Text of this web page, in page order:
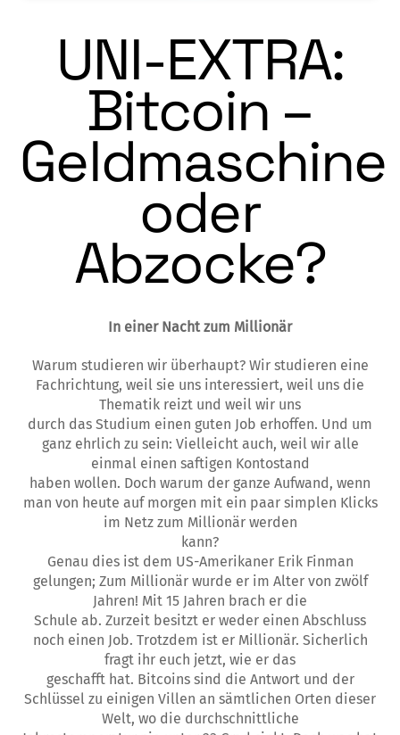
UNI-EXTRA:
Bitcoin –
Geldmaschine
oder
Abzocke?
In einer Nacht zum Millionär
Warum studieren wir überhaupt? Wir studieren eine
Fachrichtung, weil sie uns interessiert, weil uns die
Thematik reizt und weil wir uns
durch das Studium einen guten Job erhoffen. Und um
ganz ehrlich zu sein: Vielleicht auch, weil wir alle
einmal einen saftigen Kontostand
haben wollen. Doch warum der ganze Aufwand, wenn
man von heute auf morgen mit ein paar simplen Klicks
im Netz zum Millionär werden
kann?
Genau dies ist dem US-Amerikaner Erik Finman
gelungen; Zum Millionär wurde er im Alter von zwölf
Jahren! Mit 15 Jahren brach er die
Schule ab. Zurzeit besitzt er weder einen Abschluss
noch einen Job. Trotzdem ist er Millionär. Sicherlich
fragt ihr euch jetzt, wie er das
geschafft hat. Bitcoins sind die Antwort und der
Schlüssel zu einigen Villen an sämtlichen Orten dieser
Welt, wo die durchschnittliche